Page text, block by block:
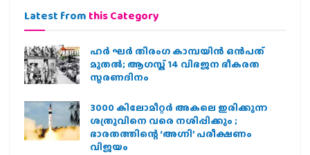
Latest from this Category
ഹര്‍ ഘര്‍ തിരംഗ കാമ്പയിന്‍ ഒന്‍പത്
മുതല്‍; ആഗസ്ത് 14 വിഭജന ഭീകരത
സ്മരണദിനം
3000 കിലോമീറ്റർ അകലെ ഇരിക്കുന്ന
ശത്രുവിനെ വരെ നശിപ്പിക്കും ;
ഭാരതത്തിന്റെ ‘അഗ്നി’ പരീക്ഷണം
വിജയം